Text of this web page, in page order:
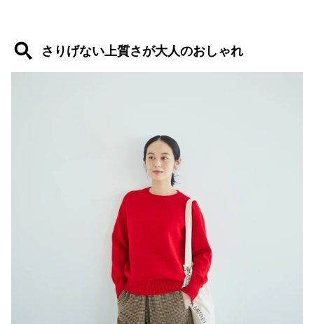
さりげない上質さが大人のおしゃれ